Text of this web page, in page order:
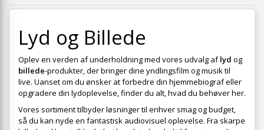
Lyd og Billede
Oplev en verden af underholdning med vores udvalg aflyd og
billede-produkter, der bringer dine yndlingsfilm og musik til
live. Uanset om du ønsker at forbedre din hjemmebiograf eller
opgradere din lydoplevelse, finder du alt, hvad du behøver her.
Vores sortiment tilbyder løsninger til enhver smag og budget,
så du kan nyde en fantastisk audiovisuel oplevelse. Fra skarpe